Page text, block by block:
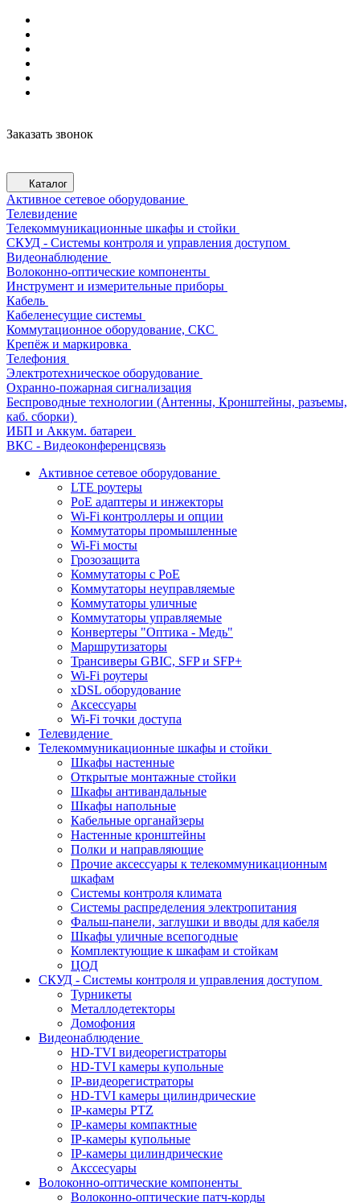
Заказать звонок
Каталог
Активное сетевое оборудование
Телевидение
Телекоммуникационные шкафы и стойки
СКУД - Системы контроля и управления доступом
Видеонаблюдение
Волоконно-оптические компоненты
Инструмент и измерительные приборы
Кабель
Кабеленесущие системы
Коммутационное оборудование, СКС
Крепёж и маркировка
Телефония
Электротехническое оборудование
Охранно-пожарная сигнализация
Беспроводные технологии (Антенны, Кронштейны, разъемы,
каб. сборки)
ИБП и Аккум. батареи
ВКС - Видеоконференцсвязь
Активное сетевое оборудование
LTE роутеры
PoE адаптеры и инжекторы
Wi-Fi контроллеры и опции
Коммутаторы промышленные
Wi-Fi мосты
Грозозащита
Коммутаторы c PoE
Коммутаторы неуправляемые
Коммутаторы уличные
Коммутаторы управляемые
Конвертеры "Оптика - Медь"
Маршрутизаторы
Трансиверы GBIC, SFP и SFP+
Wi-Fi роутеры
xDSL оборудование
Аксессуары
Wi-Fi точки доступа
Телевидение
Телекоммуникационные шкафы и стойки
Шкафы настенные
Открытые монтажные стойки
Шкафы антивандальные
Шкафы напольные
Кабельные органайзеры
Настенные кронштейны
Полки и направляющие
Прочие аксессуары к телекоммуникационным
шкафам
Системы контроля климата
Системы распределения электропитания
Фальш-панели, заглушки и вводы для кабеля
Шкафы уличные всепогодные
Комплектующие к шкафам и стойкам
ЦОД
СКУД - Системы контроля и управления доступом
Турникеты
Металлодетекторы
Домофония
Видеонаблюдение
HD-TVI видеорегистраторы
HD-TVI камеры купольные
IP-видеорегистраторы
HD-TVI камеры цилиндрические
IP-камеры PTZ
IP-камеры компактные
IP-камеры купольные
IP-камеры цилиндрические
Акссесуары
Волоконно-оптические компоненты
Волоконно-оптические патч-корды